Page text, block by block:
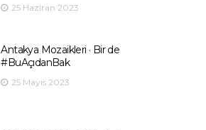
25 Haziran 2023
Antakya Mozaikleri · Bir de
#BuAçıdanBak
25 Mayıs 2023